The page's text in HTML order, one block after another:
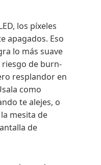
los píxeles
apagados. Eso
lo más suave
de burn-
resplandor en
como
te alejes, o
mesita de
de